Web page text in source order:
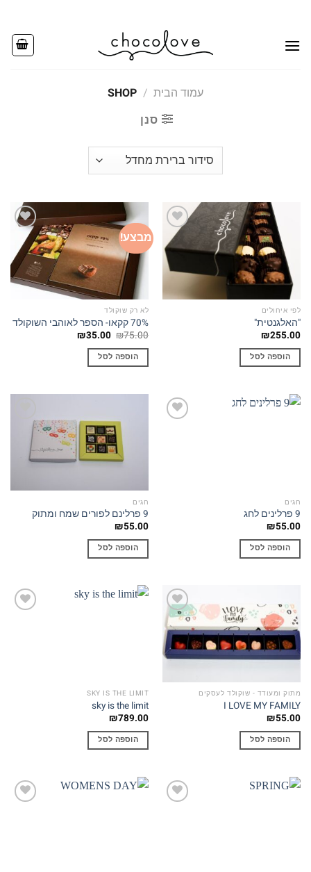
content
עמוד הבית /
SHOP
סנן
Add to
wishlist
לפי איחולים
"האלגנטית"
₪255.00
הוספה לסל
מבצע!
Add to
wishlist
לא רק שוקולד
70% קקאו- הספר לאוהבי השוקולד
₪75.00 המחיר
היה:
₪75.00.
₪35.00 המחיר
הוספה לסל
חגים
9 פרלינים לחג
₪55.00
הוספה לסל
Add to
wishlist
חגים
9 פרלינם לפורים שמח ומתוק
₪55.00
הוספה לסל
Add to
wishlist
מתוק ומעודד - שוקולד לעסקים
I LOVE MY FAMILY
₪55.00
הוספה לסל
SKY IS THE LIMIT
sky is the limit
₪789.00
הוספה לסל